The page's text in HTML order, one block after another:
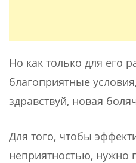
Но как только для его
благоприятные
здравствуй, новая
Для того, чтобы
неприятностью, нужно